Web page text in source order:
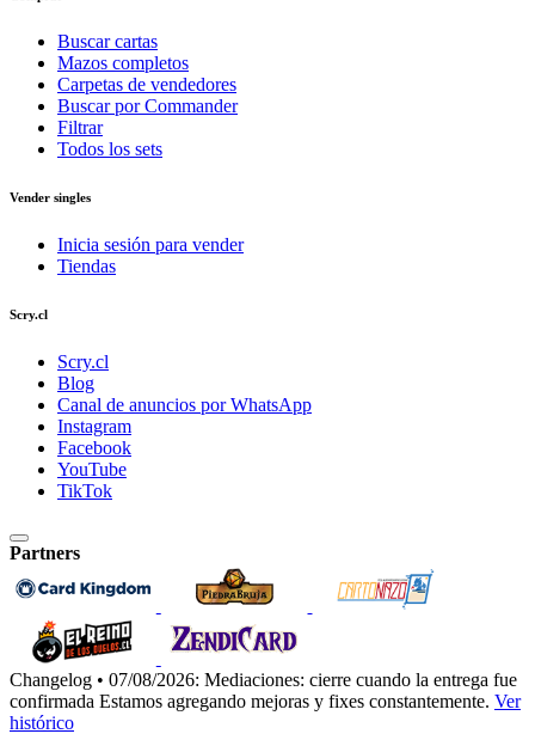
Buscar cartas
Mazos completos
Carpetas de vendedores
Buscar por Commander
Filtrar
Todos los sets
Vender singles
Inicia sesión para vender
Tiendas
Scry.cl
Scry.cl
Blog
Canal de anuncios por WhatsApp
Instagram
Facebook
YouTube
TikTok
Partners
Changelog • 07/08/2026: Mediaciones: cierre cuando la entrega fue
confirmada Estamos agregando mejoras y fixes constantemente. Ver
histórico